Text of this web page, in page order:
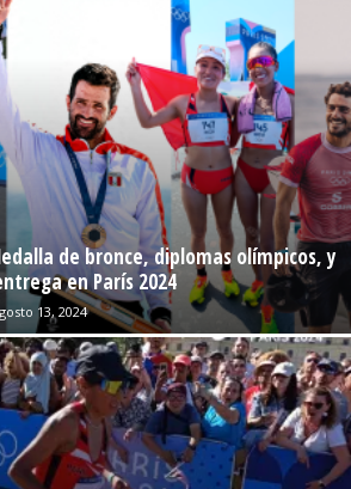
de bronce, diplomas olímpicos, y
en París 2024
13, 2024